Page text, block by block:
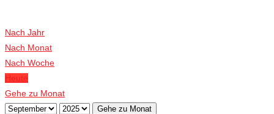
Nach Jahr
Nach Monat
Nach Woche
Heute
Gehe zu Monat
Gehe zu Monat